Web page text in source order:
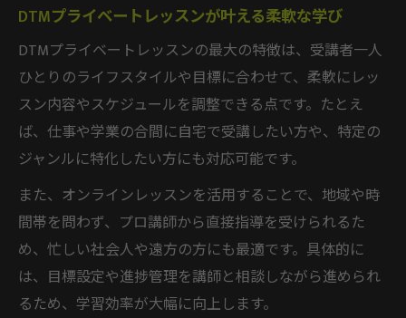
DTMレッスンで実践力を着実に身につける
秘訣
DTM指導内容の柔軟さが挫折防止に繋がる
理由
音楽制作の自信を支えるマンツーマンDTMレッ
スン
DTMレッスンで音楽制作に自信を持つ方法
DTMマンツーマン指導で得る確かな成長実
感
DTMスキル向上を実感できる指導内容の選
び方
DTMプライベートレッスンが叶える柔軟な学び
DTMプライベートレッスンの最大の特徴は、受講者一人
ひとりのライフスタイルや目標に合わせて、柔軟にレッ
スン内容やスケジュールを調整できる点です。たとえ
ば、仕事や学業の合間に自宅で受講したい方や、特定の
ジャンルに特化したい方にも対応可能です。
また、オンラインレッスンを活用することで、地域や時
間帯を問わず、プロ講師から直接指導を受けられるた
め、忙しい社会人や遠方の方にも最適です。具体的に
は、目標設定や進捗管理を講師と相談しながら進められ
るため、学習効率が大幅に向上します。